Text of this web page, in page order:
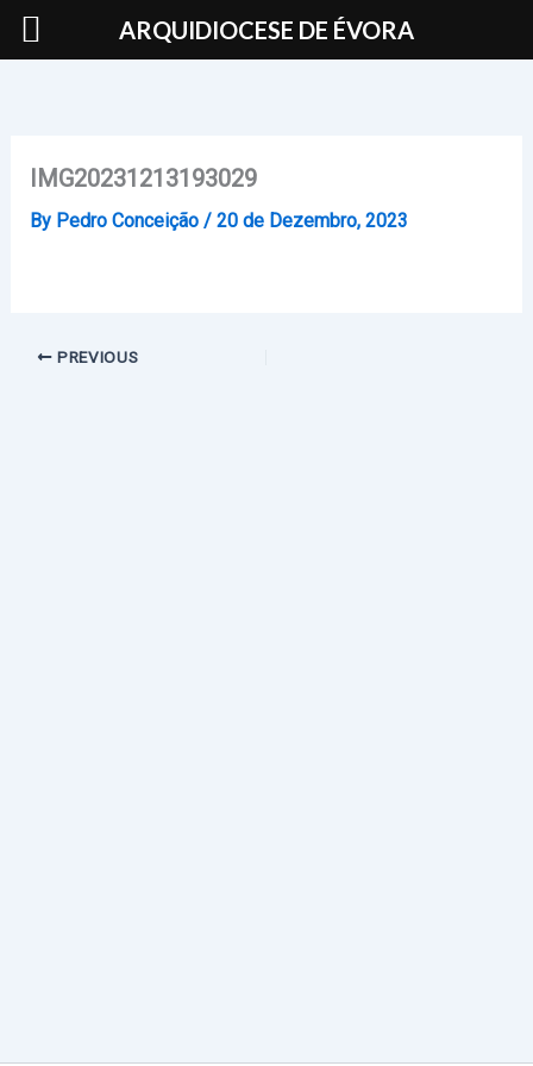
Skip
IMG20231213193029
By Pedro Conceição / 20 de Dezembro, 2023
PREVIOUS
ARQUIDIOCESE DE ÉVORA